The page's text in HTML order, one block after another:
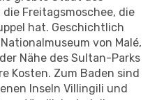
Freitagsmoschee, die
hat. Geschichtlich
von Malé,
Nähe des Sultan-Parks
Kosten. Zum Baden sind
Inseln Villingili und